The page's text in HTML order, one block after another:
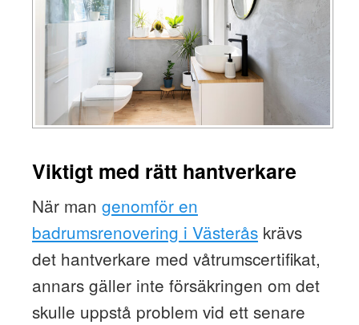
Viktigt med rätt hantverkare
När man genomför en
badrumsrenovering i Västeråskrävs
det hantverkare med våtrumscertifikat,
annars gäller inte försäkringen om det
skulle uppstå problem vid ett senare